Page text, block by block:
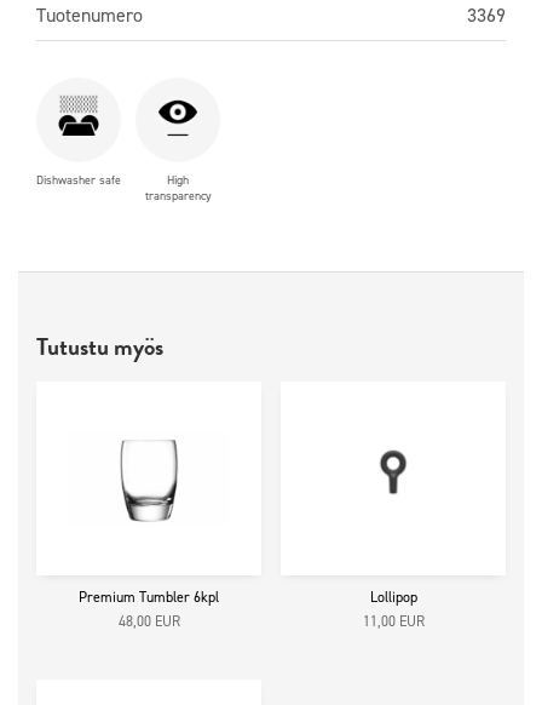
Tuotenumero
3369
Dishwasher safe
High
transparency
Tutustu myös
Premium Tumbler 6kpl
48,00 EUR
Lollipop
11,00 EUR